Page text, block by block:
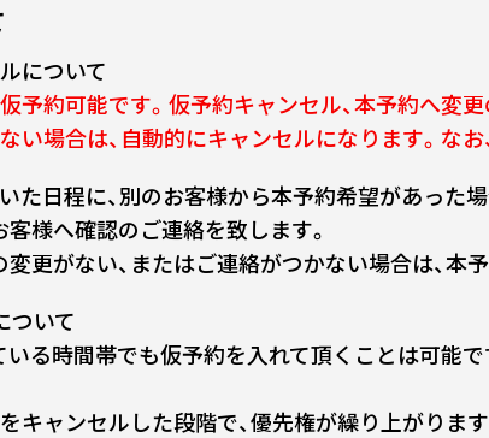
について
予約可能です。仮予約キャンセル、本予約へ変
い場合は、自動的にキャンセルになります。な
た日程に、別のお客様から本予約希望があった
様へ確認のご連絡を致します。
更がない、またはご連絡がつかない場合は、本
ついて
る時間帯でも仮予約を入れて頂くことは可能で
キャンセルした段階で、優先権が繰り上がります